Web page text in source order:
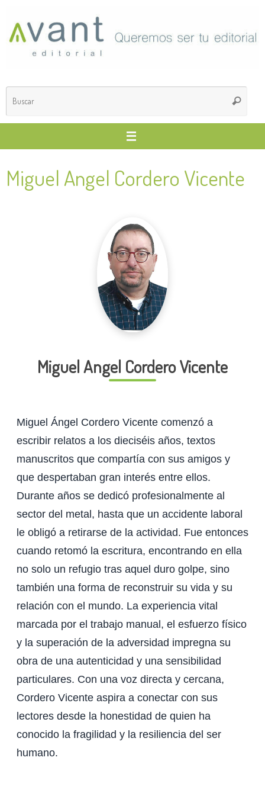
contenido
Buscar
Miguel Angel Cordero Vicente
Miguel Angel Cordero Vicente
Miguel Ángel Cordero Vicente comenzó a
escribir relatos a los dieciséis años, textos
manuscritos que compartía con sus amigos y
que despertaban gran interés entre ellos.
Durante años se dedicó profesionalmente al
sector del metal, hasta que un accidente laboral
le obligó a retirarse de la actividad. Fue entonces
cuando retomó la escritura, encontrando en ella
no solo un refugio tras aquel duro golpe, sino
también una forma de reconstruir su vida y su
relación con el mundo. La experiencia vital
marcada por el trabajo manual, el esfuerzo físico
y la superación de la adversidad impregna su
obra de una autenticidad y una sensibilidad
particulares. Con una voz directa y cercana,
Cordero Vicente aspira a conectar con sus
lectores desde la honestidad de quien ha
conocido la fragilidad y la resiliencia del ser
humano.